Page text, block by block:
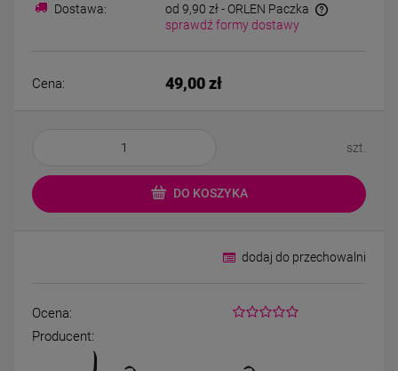
Dostawa:
od 9,90 zł - ORLEN Paczka
sprawdź formy dostawy
Cena: 49,00 zł
szt.
DO KOSZYKA
dodaj do przechowalni
Ocena:
Producent: